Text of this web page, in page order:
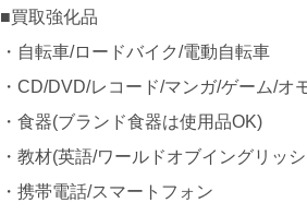
■買取強化品
・自転車/ロードバイク/電動自転車
・CD/DVD/レコード/マンガ/ゲーム/オ
・食器(ブランド食器は使用品OK)
・教材(英語/ワールドオブイングリッ
・携帯電話/スマートフォン